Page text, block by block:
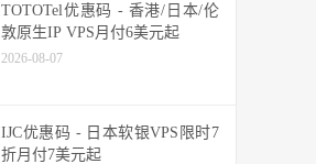
TOTOTel优惠码 - 香港/日本/伦
敦原生IP VPS月付6美元起
2026-08-07
IJC优惠码 - 日本软银VPS限时7
折月付7美元起